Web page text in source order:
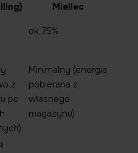
Miellec
ok. 75%
z
po
Minimalny (energia
pobierana z
własnego
magazynu)